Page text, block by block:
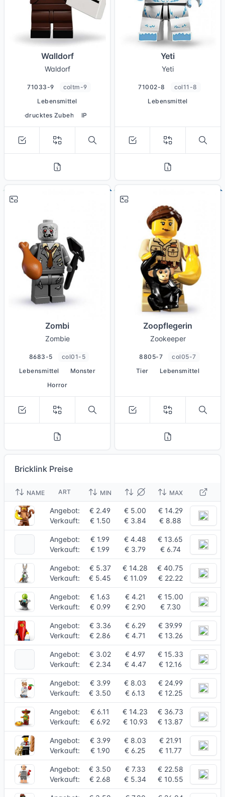
Walldorf
Waldorf
71033-9
coltm-9
Lebensmittel
bedrucktes Zubehör
IP
Yeti
Yeti
71002-8
col11-8
Lebensmittel
Zombi
Zombie
8683-5
col01-5
Lebensmittel
Monster
Horror
Zoopflegerin
Zookeeper
8805-7
col05-7
Tier
Lebensmittel
Bricklink Preise
NAME ART MIN MAX
Angebot:
Verkauft:
€ 2.49
€ 1.50
€ 5.00
€ 3.84
€ 14.29
€ 8.88
Angebot:
Verkauft:
€ 1.99
€ 1.99
€ 4.48
€ 3.79
€ 13.65
€ 6.74
Angebot:
Verkauft:
€ 5.37
€ 5.45
€ 14.28
€ 11.09
€ 40.75
€ 22.22
Angebot:
Verkauft:
€ 1.63
€ 0.99
€ 4.21
€ 2.90
€ 15.00
€ 7.30
Angebot:
Verkauft:
€ 3.36
€ 2.86
€ 6.29
€ 4.71
€ 39.99
€ 13.26
Angebot:
Verkauft:
€ 3.02
€ 2.34
€ 4.97
€ 4.47
€ 15.33
€ 12.16
Angebot:
Verkauft:
€ 3.99
€ 3.50
€ 8.03
€ 6.13
€ 24.99
€ 12.25
Angebot:
Verkauft:
€ 6.11
€ 6.92
€ 14.23
€ 10.93
€ 36.73
€ 13.87
Angebot:
Verkauft:
€ 3.99
€ 1.90
€ 8.03
€ 6.25
€ 21.91
€ 11.77
Angebot:
Verkauft:
€ 3.50
€ 2.68
€ 7.33
€ 5.34
€ 22.58
€ 10.55